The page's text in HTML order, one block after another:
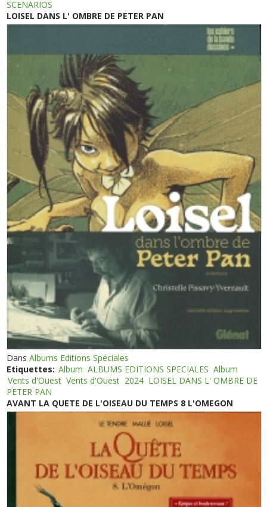
SCENARIOS
LOISEL DANS L' OMBRE DE PETER PAN
DansAlbums Editions Spéciales
Etiquettes: Album ALBUMS EDITIONS SPECIALES Album
Vents d'Ouest Vents d'Ouest 2024 LOISEL DANS L' OMBRE DE
PETER PAN
AVANT LA QUETE DE L'OISEAU DU TEMPS 8 L'OMEGON